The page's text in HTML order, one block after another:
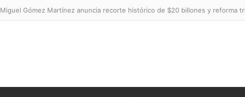
Miguel Gómez Martínez anuncia recorte histórico de $20 billones y reforma